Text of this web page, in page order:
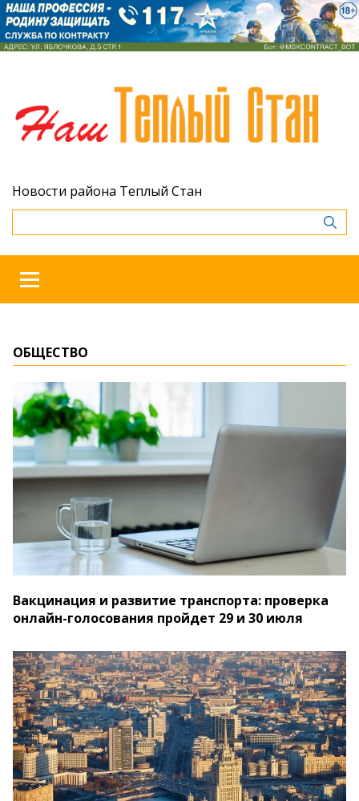
Новости района Теплый Стан
ОБЩЕСТВО
Вакцинация и развитие транспорта: проверка
онлайн-голосования пройдет 29 и 30 июля